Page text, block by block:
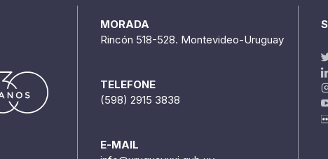
MORADA
Rincón 518-528. Montevideo-Uruguay
TELEFONE
(598) 2915 3838
E-MAIL